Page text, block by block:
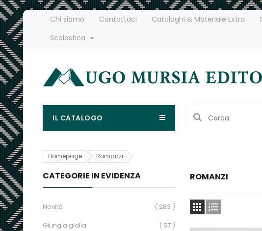
Chi siamo Contattaci Cataloghi & Materiale Extra
Scolastica
IL CATALOGO
Homepage Romanzi
CATEGORIE IN EVIDENZA
Novità
( 283 )
Giungla gialla
( 57 )
ROMANZI
 